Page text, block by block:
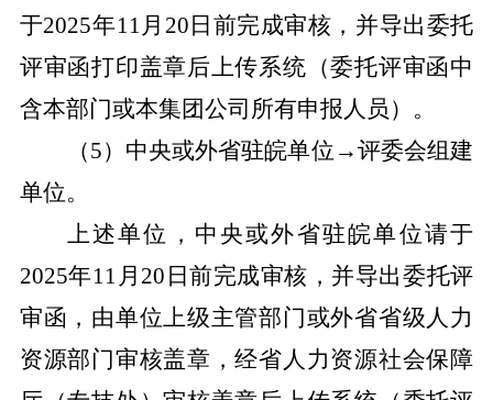
于2025年11 月 20 日前完成审核，并导出委托
评审函打印盖章后上传系统（委托评审函中
含本部门或本集团公司所有申报人员）。
（5）中央或外省驻皖单位 →评委会组建
单位。
上述单位，中央或外省驻皖单位请于
2025年11 月 20 日前完成审核，并导出委托评
审函，由单位上级主管部门或外省省级人力
资源部门审核盖章，经省人力资源社会保障